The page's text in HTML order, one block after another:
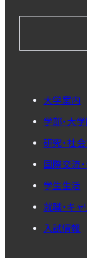
大学案内
学部・大
研究・社
国際交流
学生生活
就職・キャ
入試情報